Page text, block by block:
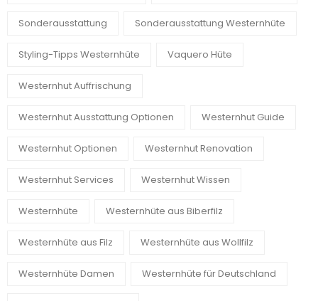
Sonderausstattung Sonderausstattung Westernhüte
Styling-Tipps Westernhüte Vaquero Hüte
Westernhut Auffrischung
Westernhut Ausstattung Optionen Westernhut Guide
Westernhut Optionen Westernhut Renovation
Westernhut Services Westernhut Wissen
Westernhüte Westernhüte aus Biberfilz
Westernhüte aus Filz Westernhüte aus Wollfilz
Westernhüte Damen Westernhüte für Deutschland